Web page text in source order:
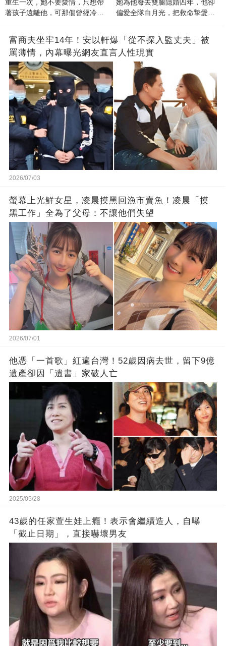
重生一次，她不要愛情，只想帶
著孩子遠離他，可那個曾經冷漠
她為他廢去雙腿隱婚四年，他卻
偏愛全隊白月光，把救命摯愛當
富商夫坐牢14年！安以軒爆「從不探入監丈夫」被
罵薄情，內幕曝光網友直言人性現實
2026/07/03
螢幕上光鮮女星，凌晨摸黑回漁市賣魚！凌晨「摸
黑工作」全為了父母：不讓他們失望
2026/07/01
他憑「一首歌」紅遍台灣！52歲因病去世，留下9億
遺產卻因「遺書」家破人亡
2025/05/28
43歲的任家萱生娃上癮！表示會繼續造人，自曝
「截止日期」，直接嚇壞男友